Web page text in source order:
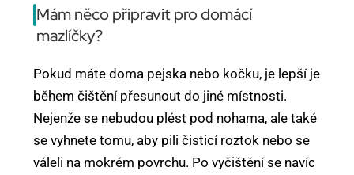
Mám něco připravit pro domácí
mazlíčky?
Pokud máte doma pejska nebo kočku, je lepší je
během čištění přesunout do jiné místnosti.
Nejenže se nebudou plést pod nohama, ale také
se vyhnete tomu, aby pili čisticí roztok nebo se
váleli na mokrém povrchu. Po vyčištění se navíc